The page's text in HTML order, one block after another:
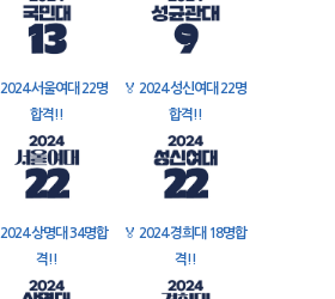
2024 서울여대 22명
합격!!
🏅 2024 성신여대 22명
합격!!
2024 상명대 34명합
격!!
🏅 2024 경희대 18명합
격!!